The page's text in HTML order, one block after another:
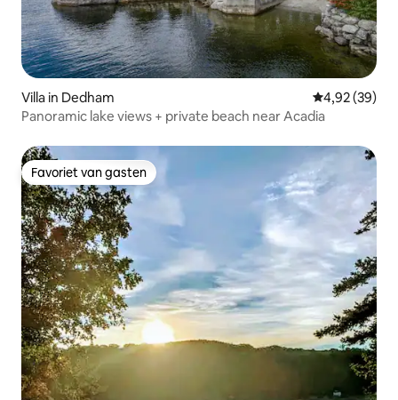
Villa in Dedham Gemiddelde
4,92 (39)
Panoramic lake views + private beach near Acadia
Favoriet van gasten
Favoriet van gasten